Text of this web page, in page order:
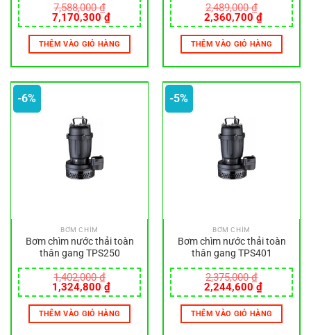
7,588,000₫
Giá
gốc
là:
7,588,000 ₫.
7,170,300 ₫Giá
hiện
tại
là:
7,170,300 ₫.
THÊM VÀO GIỎ HÀNG
2,489,000₫
Giá
gốc
là:
2,489,000 ₫.
2,360,700 ₫Giá
hiện
tại
là:
THÊM VÀO GIỎ HÀNG
-6%
BƠM CHÌM
Bơm chìm nước thải toàn
thân gang TPS250
1,402,000₫
Giá
gốc
là:
1,402,000 ₫.
1,324,800 ₫Giá
hiện
tại
là:
1,324,800 ₫.
THÊM VÀO GIỎ HÀNG
-5%
BƠM CHÌM
Bơm chìm nước thải toàn
thân gang TPS401
2,375,000₫
Giá
gốc
là:
2,375,000 ₫.
2,244,600 ₫Giá
hiện
tại
là:
THÊM VÀO GIỎ HÀNG